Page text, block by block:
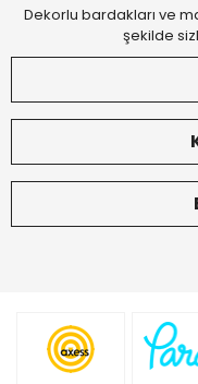
Dekorlu bardakları ve
şekilde